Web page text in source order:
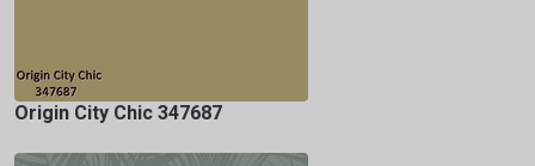
Origin City Chic 347687